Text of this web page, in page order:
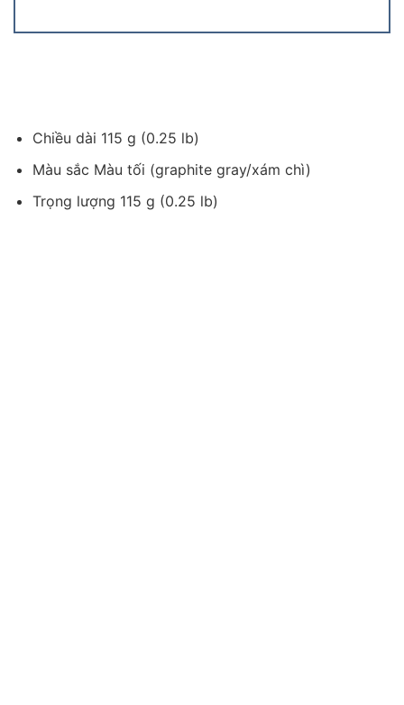
Chiều dài 115 g (0.25 lb)
Màu sắc Màu tối (graphite gray/xám chì)
Trọng lượng 115 g (0.25 lb)